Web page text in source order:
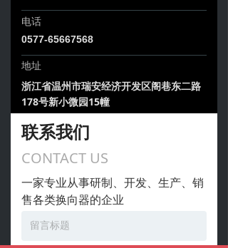
电话
0577-65667568
地址
浙江省温州市瑞安经济开发区阁巷东二路
178号新小微园15幢
联系我们
CONTACT US
一家专业从事研制、开发、生产、销
售各类换向器的企业